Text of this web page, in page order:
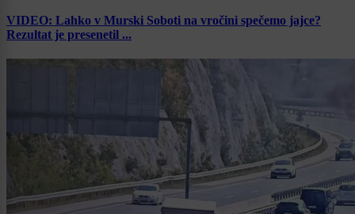
VIDEO: Lahko v Murski Soboti na vročini spečemo jajce?
Rezultat je presenetil ...